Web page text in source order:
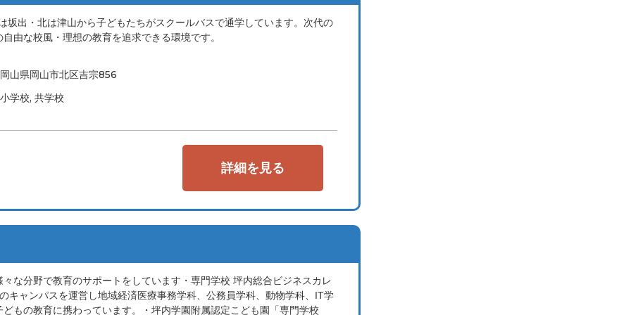
出・北は津山から子どもたちがスクールバスで通学しています。次代の
由な校風・理想の教育を追求できる環境です。
岡山県岡山市北区吉宗856
小学校, 共学校
詳細を見る
な分野で教育のサポートをしています・専門学校 坪内総合ビジネスカレ
キャンパスを運営し地域経済医療事務学科、公務員学科、動物学科、IT学
もの教育に携わっています。・坪内学園附属認定こども園「専門学校